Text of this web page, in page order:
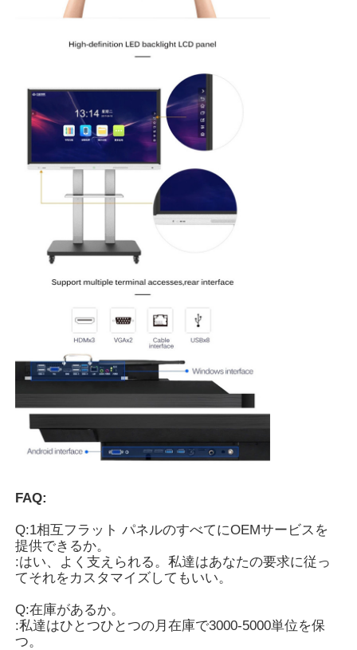
スマートなナノの黒板
会議室の相互表示
デジタル相互スマートな板
デジタル縦の表記
相互キオスクを立てる床
相互フラット パネル
横のタッチ画面のキオスク
IRの相互whiteboard
理性的な黒板
会議の相互フラット パネル
FAQ:
Q:1相互フラット パネルのすべてにOEMサービスを
提供できるか。
:はい、よく支えられる。私達はあなたの要求に従っ
てそれをカスタマイズしてもいい。
Q:在庫があるか。
:私達はひとつひとつの月在庫で3000-5000単位を保
つ。